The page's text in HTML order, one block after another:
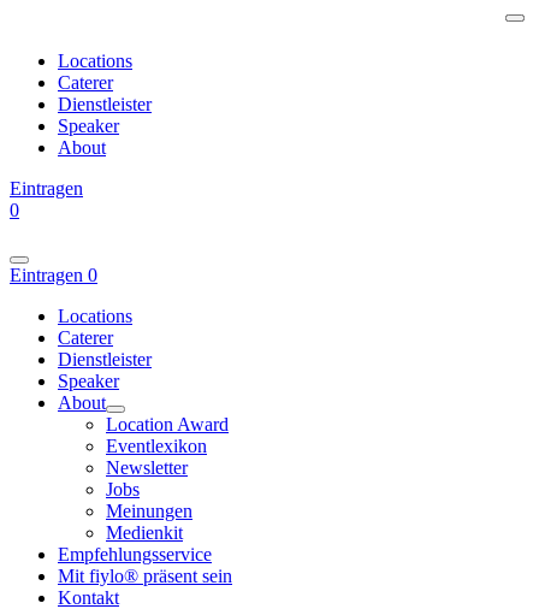
Locations
Caterer
Dienstleister
Speaker
About
Eintragen
0
Eintragen 0
Locations
Caterer
Dienstleister
Speaker
About
Location Award
Eventlexikon
Newsletter
Jobs
Meinungen
Medienkit
Empfehlungsservice
Mit fiylo® präsent sein
Kontakt